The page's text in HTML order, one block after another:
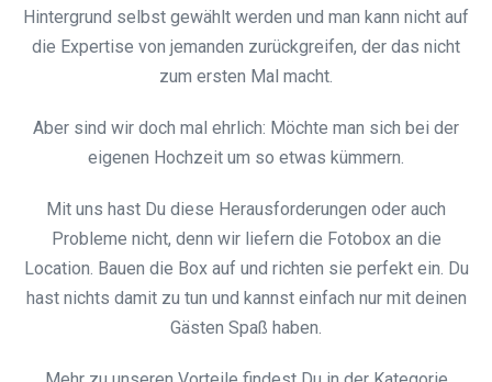
Hintergrund selbst gewählt werden und man kann nicht auf
die Expertise von jemanden zurückgreifen, der das nicht
zum ersten Mal macht.
Aber sind wir doch mal ehrlich: Möchte man sich bei der
eigenen Hochzeit um so etwas kümmern.
Mit uns hast Du diese Herausforderungen oder auch
Probleme nicht, denn wir liefern die Fotobox an die
Location. Bauen die Box auf und richten sie perfekt ein. Du
hast nichts damit zu tun und kannst einfach nur mit deinen
Gästen Spaß haben.